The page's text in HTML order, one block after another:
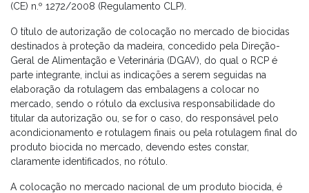
(CE) n.º 1272/2008 (Regulamento CLP).
O título de autorização de colocação no mercado de biocidas
destinados à proteção da madeira, concedido pela Direção-
Geral de Alimentação e Veterinária (DGAV), do qual o RCP é
parte integrante, inclui as indicações a serem seguidas na
elaboração da rotulagem das embalagens a colocar no
mercado, sendo o rótulo da exclusiva responsabilidade do
titular da autorização ou, se for o caso, do responsável pelo
acondicionamento e rotulagem finais ou pela rotulagem final do
produto biocida no mercado, devendo estes constar,
claramente identificados, no rótulo.
A colocação no mercado nacional de um produto biocida, é